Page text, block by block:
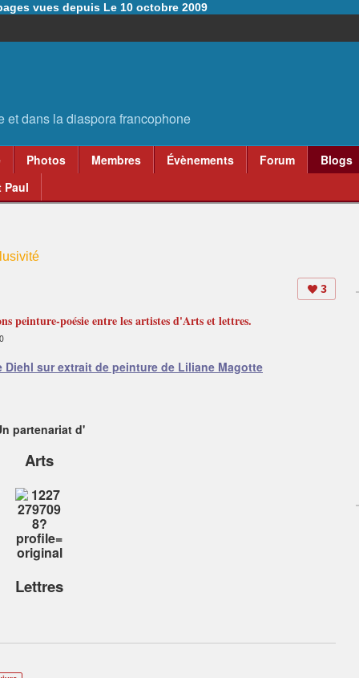
vues depuis Le 10 octobre 2009
Photos Membres Évènements Forum Blogs
Paul
3
peinture-poésie entre les artistes d'Arts et lettres.
sur extrait de peinture de Liliane Magotte
partenariat d'
Arts
Lettres